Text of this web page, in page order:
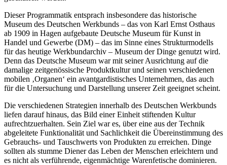
Dieser Programmatik entsprach insbesondere das historische
Museum des Deutschen Werkbunds – das von Karl Ernst Osthaus
ab 1909 in Hagen aufgebaute Deutsche Museum für Kunst in
Handel und Gewerbe (DM) – das im Sinne eines Strukturmodells
für das heutige Werkbundarchiv – Museum der Dinge genutzt wird.
Denn das Deutsche Museum war mit seiner Ausrichtung auf die
damalige zeitgenössische Produktkultur und seinen verschiedenen
mobilen ‚Organen‘ ein avantgardistisches Unternehmen, das auch
für die Untersuchung und Darstellung unserer Zeit geeignet scheint.
Die verschiedenen Strategien innerhalb des Deutschen Werkbunds
liefen darauf hinaus, das Bild einer Einheit stiftenden Kultur
aufrechtzuerhalten. Sein Ziel war es, über eine aus der Technik
abgeleitete Funktionalität und Sachlichkeit die Übereinstimmung des
Gebrauchs- und Tauschwerts von Produkten zu erreichen. Dinge
sollten als stumme Diener das Leben der Menschen erleichtern und
es nicht als verführende, eigenmächtige Warenfetische dominieren.